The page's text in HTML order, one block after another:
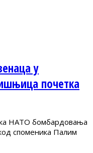
у
почетка
НАТО бомбардовања
споменика Палим